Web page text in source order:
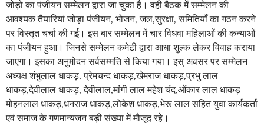
जोड़ो का पंजीयन सम्मेलन द्वारा जा चुका है। वही बैठक में सम्मेलन की
आवश्यक तैयारियां जोड़ा पंजीयन, भोजन, जल,सुरक्षा, समितियाँ का गठन करने
पर विस्तृत चर्चा की गई। इस बार सम्मेलन में चार विधवा महिलाओं की कन्याओं
का पंजीयन हुआ। जिनसे सम्मेलन कमेटी द्वारा आधा शुल्क लेकर विवाह कराया
जाएगा। इसका अनुमोदन सर्वसम्मति से किया गया। इस् अवसर पर सम्मेलन
अध्यक्ष शंभुलाल धाकड़, प्रेमचन्द धाकड़,खेमराज धाकड़,प्रभु लाल
धाकड़,देवीलाल धाकड़, देवीलाल,मांगी लाल महेश चंद,ओंकार लाल धाकड़
मोहनलाल धाकड़,धनराज धाकड़,लोकेश धाकड़,भेरू लाल सहित युवा कार्यकर्ता
एवं समाज के गणमान्यजन बड़ी संख्या में मौजूद रहे।